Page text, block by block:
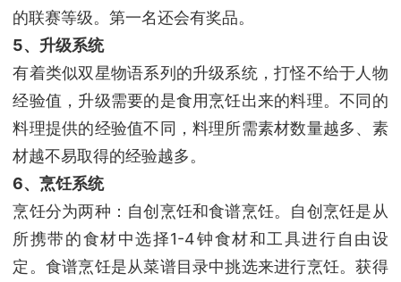
的联赛等级。第一名还会有奖品。
5、升级系统
有着类似双星物语系列的升级系统，打怪不给于人物
经验值，升级需要的是食用烹饪出来的料理。不同的
料理提供的经验值不同，料理所需素材数量越多、素
材越不易取得的经验越多。
6、烹饪系统
烹饪分为两种：自创烹饪和食谱烹饪。自创烹饪是从
所携带的食材中选择1-4钟食材和工具进行自由设
定。食谱烹饪是从菜谱目录中挑选来进行烹饪。获得